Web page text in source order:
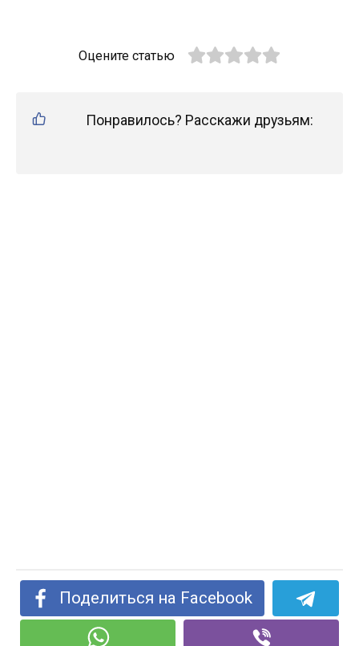
Оцените статью
Понравилось? Расскажи друзьям:
Поделиться на Facebook